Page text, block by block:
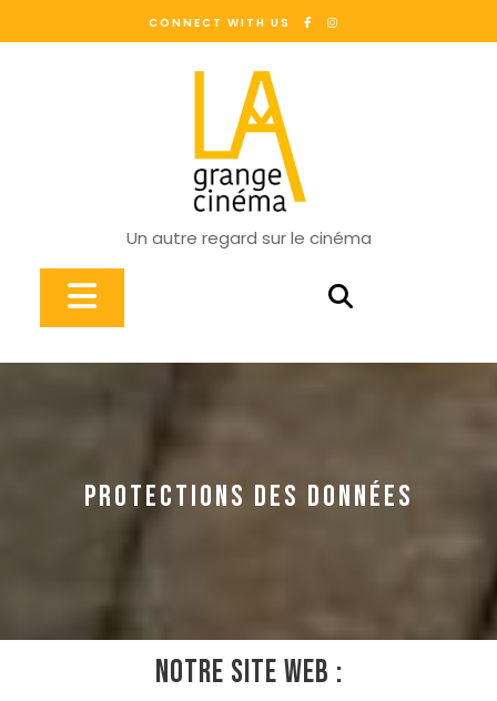
CONNECT WITH US
Un autre regard sur le cinéma
Open
PROTECTIONS DES DONNÉES
Notre site web :